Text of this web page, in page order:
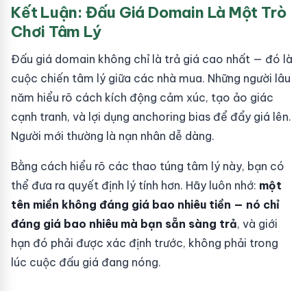
Kết Luận: Đấu Giá Domain Là Một Trò
Chơi Tâm Lý
Đấu giá domain không chỉ là trả giá cao nhất — đó là
cuộc chiến tâm lý giữa các nhà mua. Những người lâu
năm hiểu rõ cách kích động cảm xúc, tạo ảo giác
cạnh tranh, và lợi dụng anchoring bias để đẩy giá lên.
Người mới thường là nạn nhân dễ dàng.
Bằng cách hiểu rõ các thao túng tâm lý này, bạn có
thể đưa ra quyết định lý tính hơn. Hãy luôn nhớ: một
tên miền không đáng giá bao nhiêu tiền — nó chỉ
đáng giá bao nhiêu mà bạn sẵn sàng trả, và giới
hạn đó phải được xác định trước, không phải trong
lúc cuộc đấu giá đang nóng.